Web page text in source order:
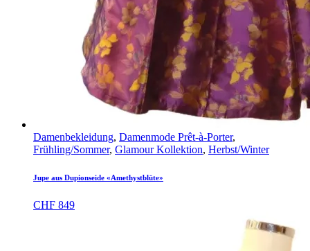
Damenbekleidung, Damenmode Prêt-à-Porter,
Frühling/Sommer, Glamour Kollektion, Herbst/Winter
Jupe aus Dupionseide «Amethystblüte»
CHF 849